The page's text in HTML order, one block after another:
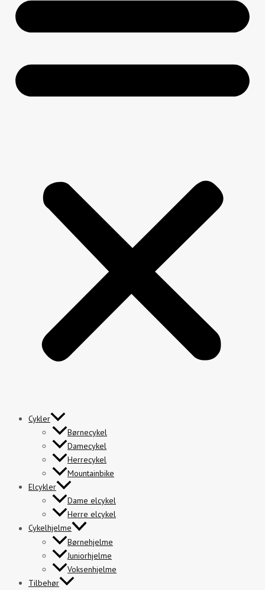
Cykler
Børnecykel
Damecykel
Herrecykel
Mountainbike
Elcykler
Dame elcykel
Herre elcykel
Cykelhjelme
Børnehjelme
Juniorhjelme
Voksenhjelme
Tilbehør